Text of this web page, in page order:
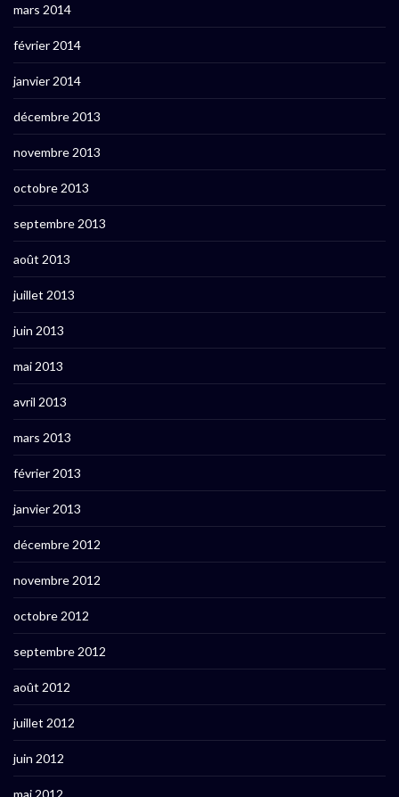
mars 2014
février 2014
janvier 2014
décembre 2013
novembre 2013
octobre 2013
septembre 2013
août 2013
juillet 2013
juin 2013
mai 2013
avril 2013
mars 2013
février 2013
janvier 2013
décembre 2012
novembre 2012
octobre 2012
septembre 2012
août 2012
juillet 2012
juin 2012
mai 2012